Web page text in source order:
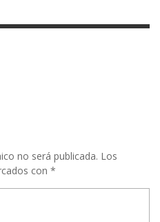
no será publicada. Los
con *